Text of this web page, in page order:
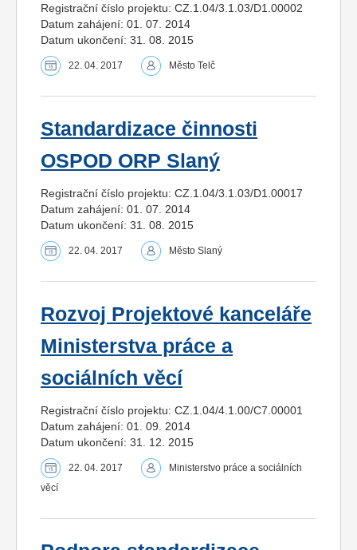
Registrační číslo projektu: CZ.1.04/3.1.03/D1.00002
Datum zahájení: 01. 07. 2014
Datum ukončení: 31. 08. 2015
22. 04. 2017 Město Telč
Standardizace činnosti
OSPOD ORP Slaný
Registrační číslo projektu: CZ.1.04/3.1.03/D1.00017
Datum zahájení: 01. 07. 2014
Datum ukončení: 31. 08. 2015
22. 04. 2017 Město Slaný
Rozvoj Projektové kanceláře
Ministerstva práce a
sociálních věcí
Registrační číslo projektu: CZ.1.04/4.1.00/C7.00001
Datum zahájení: 01. 09. 2014
Datum ukončení: 31. 12. 2015
22. 04. 2017
Ministerstvo práce a sociálních
věcí